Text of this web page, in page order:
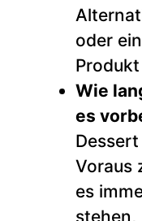
oder
Wie
es
Voraus
es
stehen,